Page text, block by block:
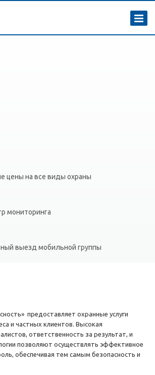
цены на все виды охраны
мониторинга
выезд мобильной группы
предоставляет охранные услуги
и частных клиентов. Высокая
ответственность за результат, и
позволяют осуществлять эффективное
обеспечивая тем самым безопасность и